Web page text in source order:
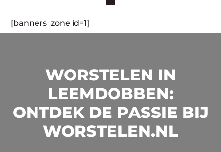
[banners_zone id=1]
WORSTELEN IN
LEEMDOBBEN:
ONTDEK DE PASSIE BIJ
WORSTELEN.NL